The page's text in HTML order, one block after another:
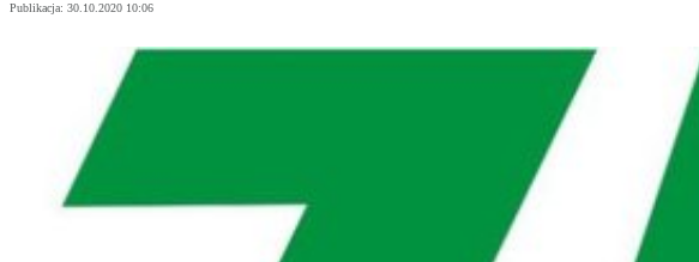
Publikacja: 30.10.2020 10:06